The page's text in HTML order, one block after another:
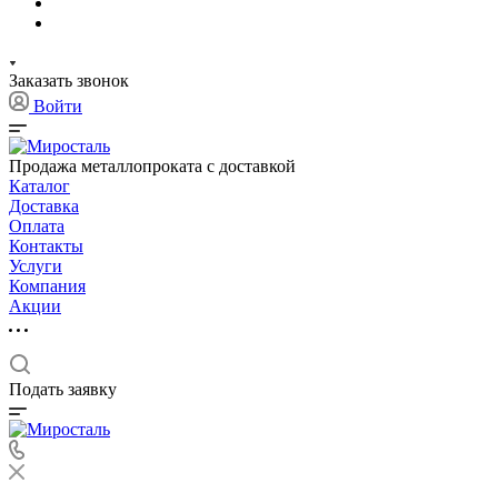
Заказать звонок
Войти
Продажа металлопроката с доставкой
Каталог
Доставка
Оплата
Контакты
Услуги
Компания
Акции
Подать заявку